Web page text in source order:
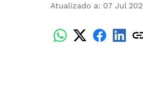
Atualizado a: 07 Jul